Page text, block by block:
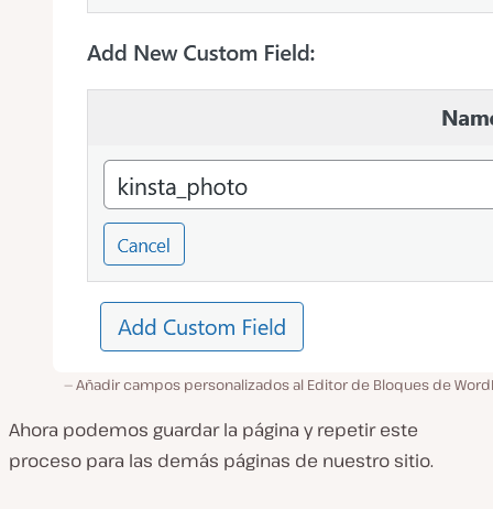
Añadir campos personalizados al Editor de Bloques de
Ahora podemos guardar la página y repetir este
proceso para las demás páginas de nuestro sitio.